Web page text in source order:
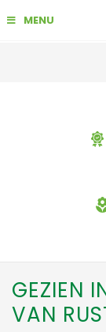
MENU
GEZIEN
VAN